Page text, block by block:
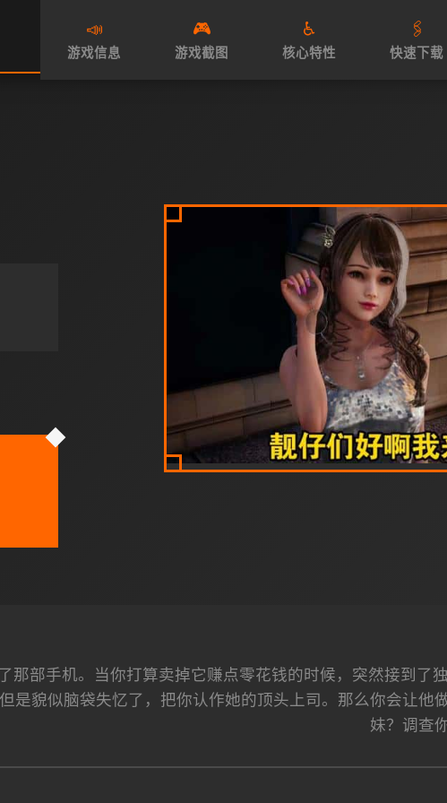
📣
游戏信息
🎮
游戏截图
♿
核心特性
🖇️
快速下载
那部手机。当你打算卖掉它赚点零花钱的时候，突然接到了
是貌似脑袋失忆了，把你认作她的顶头上司。那么你会让他
妹？调查